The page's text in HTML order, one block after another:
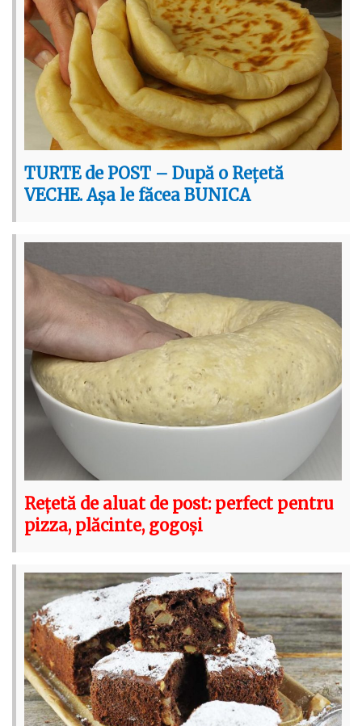
TURTE de POST – După o Rețetă
VECHE. Așa le făcea BUNICA
Rețetă de aluat de post: perfect pentru
pizza, plăcinte, gogoși